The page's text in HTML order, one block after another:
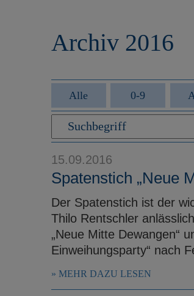
Archiv 2016
Alle 0-9
15.09.2016
Spatenstich „Neue
Der Spatenstich ist der
Thilo Rentschler
„Neue Mitte Dewangen“
Einweihungsparty“ nach
MEHR DAZU LESEN